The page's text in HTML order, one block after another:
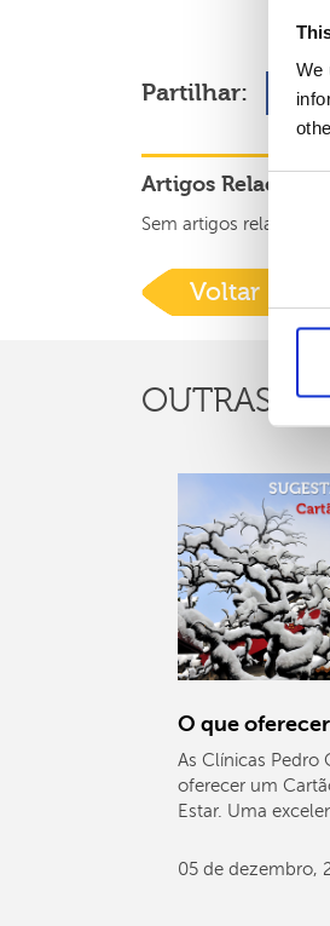
We
Consent
Partilhar:
Artigos
Sem artigos
Voltar
OUTRAS
O que
As Clínicas Pedro
oferecer um
Estar. Uma
05 de dezembro,